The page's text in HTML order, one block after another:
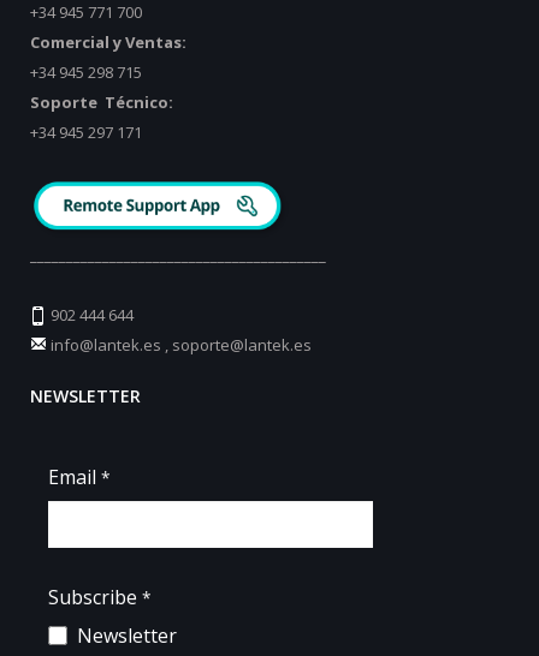
+34 945 771 700
Comercial y Ventas:
+34 945 298 715
Soporte Técnico:
+34 945 297 171
902 444 644
info@lantek.es , soporte@lantek.es
NEWSLETTER